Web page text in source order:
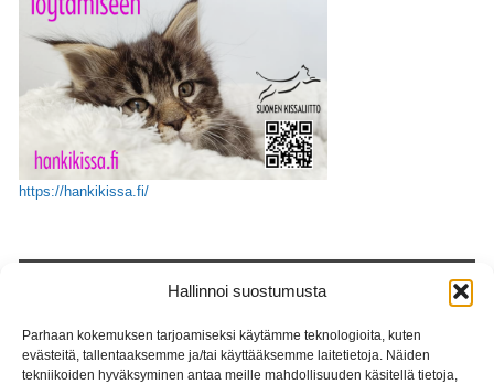
Hallinnoi suostumusta
Parhaan kokemuksen tarjoamiseksi käytämme teknologioita, kuten
evästeitä, tallentaaksemme ja/tai käyttääksemme laitetietoja. Näiden
tekniikoiden hyväksyminen antaa meille mahdollisuuden käsitellä tietoja,
https://hankikissa.fi/